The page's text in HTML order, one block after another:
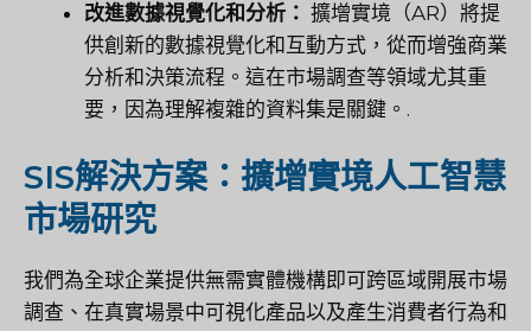
改進數據視覺化和分析： 擴增實境（AR）將提
供創新的數據視覺化和互動方式，從而增強商業
分析和決策流程。這在市場調查等領域尤其重
要，因為理解複雜的資料集是關鍵。.
SIS解決方案：擴增實境人工智慧
市場研究
我們為全球企業提供無需實體機構即可跨區域開展市場
調查、在真實場景中可視化產品以及產生消費者行為和